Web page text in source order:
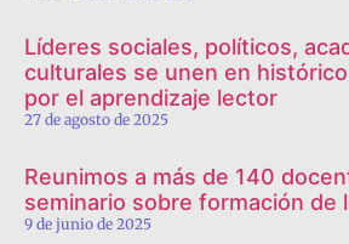
Líderes sociales, políticos,
culturales se unen en
por el aprendizaje lector
27 de agosto de 2025
Reunimos a más de 140
seminario sobre formación de
9 de junio de 2025